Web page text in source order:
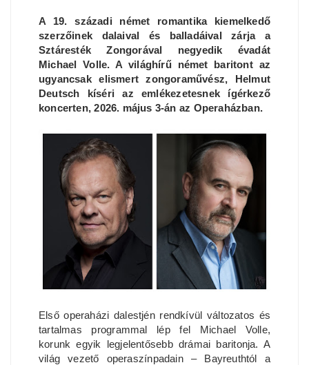
A 19. századi német romantika kiemelkedő
szerzőinek dalaival és balladáival zárja a
Sztáresték Zongorával negyedik évadát
Michael Volle. A világhírű német baritont az
ugyancsak elismert zongoraművész, Helmut
Deutsch kíséri az emlékezetesnek ígérkező
koncerten, 2026. május 3-án az Operaházban.
Első operaházi dalestjén rendkívül változatos és
tartalmas programmal lép fel Michael Volle,
korunk egyik legjelentősebb drámai baritonja. A
világ vezető operaszínpadain – Bayreuthtól a